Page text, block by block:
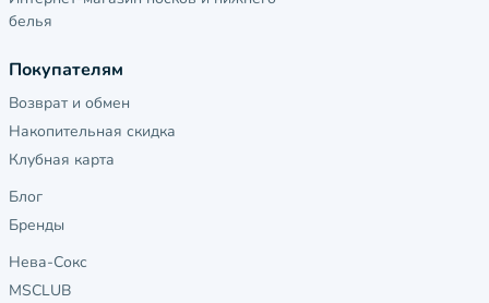
белья
Покупателям
Возврат и обмен
Накопительная скидка
Клубная карта
Блог
Бренды
Нева-Сокс
MSCLUB